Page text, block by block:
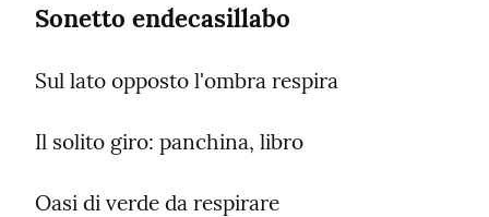
Sonetto endecasillabo
Sul lato opposto l'ombra respira
Il solito giro: panchina, libro
Oasi di verde da respirare